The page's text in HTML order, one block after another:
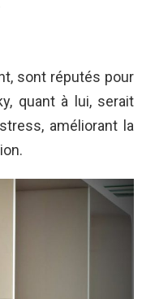
sont réputés pour
quant à lui, serait
améliorant la